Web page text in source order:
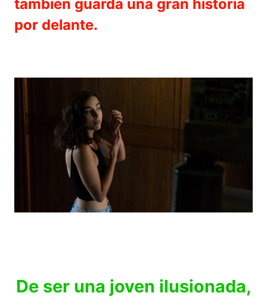
también guarda una gran historia
por delante.
De ser una joven ilusionada,